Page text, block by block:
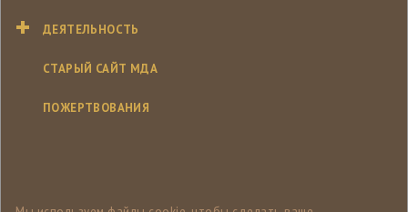
ДЕЯТЕЛЬНОСТЬ
СТАРЫЙ САЙТ МДА
ПОЖЕРТВОВАНИЯ